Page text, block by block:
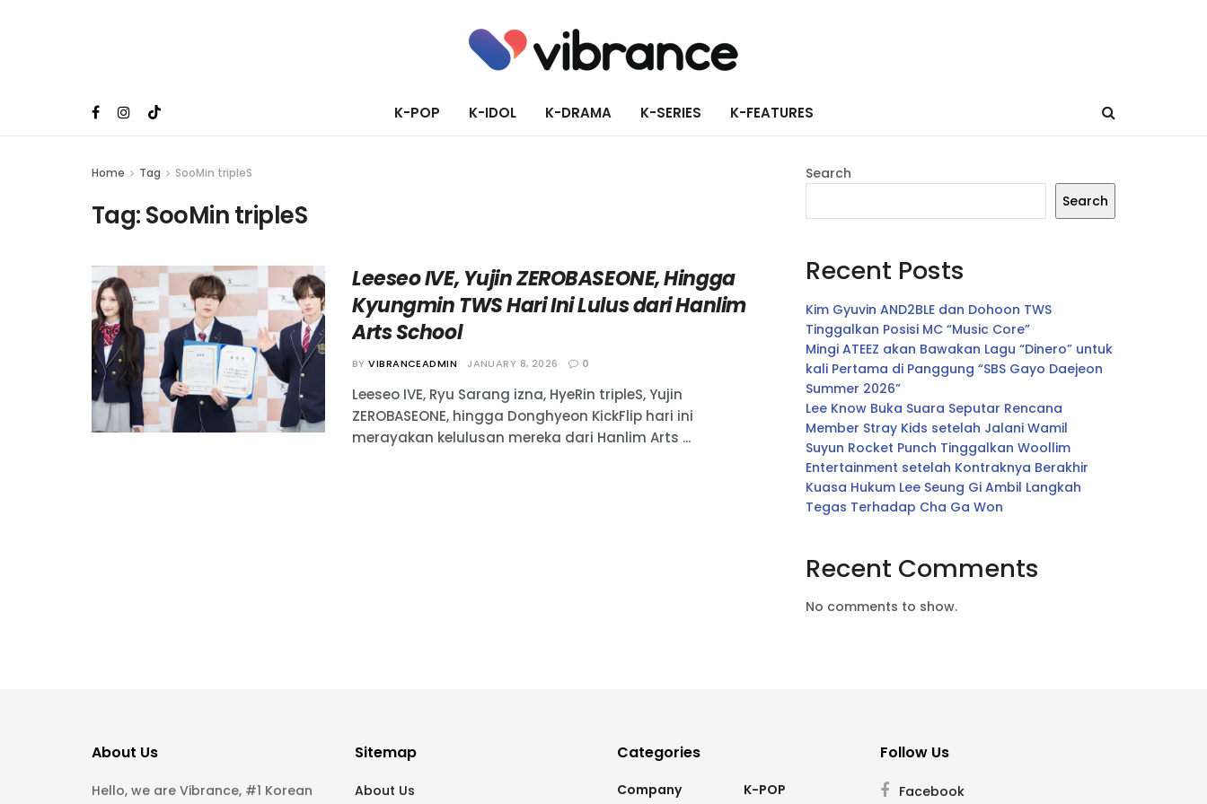
K-POP K-IDOL K-DRAMA K-SERIES K-FEATURES
Home Tag SooMin tripleS
Tag:SooMin tripleS
Leeseo IVE, Yujin ZEROBASEONE, Hingga
Kyungmin TWS Hari Ini Lulus dari Hanlim
Arts School
BY VIBRANCEADMIN JANUARY 8, 2026 0
Leeseo IVE, Ryu Sarang izna, HyeRin tripleS, Yujin
ZEROBASEONE, hingga Donghyeon KickFlip hari ini
merayakan kelulusan mereka dari Hanlim Arts ...
Search
Search
Recent Posts
Kim Gyuvin AND2BLE dan Dohoon TWS
Tinggalkan Posisi MC “Music Core”
Mingi ATEEZ akan Bawakan Lagu “Dinero” untuk
kali Pertama di Panggung “SBS Gayo Daejeon
Summer 2026”
Lee Know Buka Suara Seputar Rencana
Member Stray Kids setelah Jalani Wamil
Suyun Rocket Punch Tinggalkan Woollim
Entertainment setelah Kontraknya Berakhir
Kuasa Hukum Lee Seung Gi Ambil Langkah
Tegas Terhadap Cha Ga Won
Recent Comments
No comments to show.
About Us
Hello, we are Vibrance, #1 Korean
Sitemap
About Us
Categories
Company K-POP
Follow Us
Facebook